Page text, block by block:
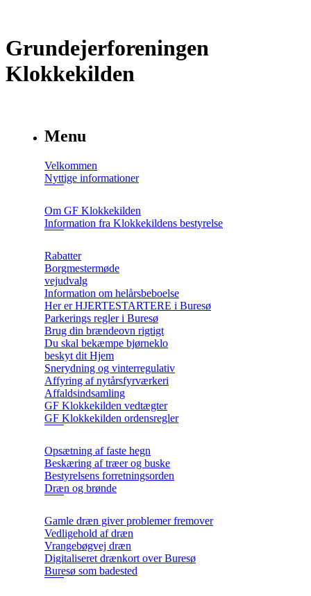
Grundejerforeningen
Klokkekilden
Menu
Velkommen
Nyttige informationer
Om GF Klokkekilden
Information fra Klokkekildens bestyrelse
Rabatter
Borgmestermøde
vejudvalg
Information om helårsbeboelse
Her er HJERTESTARTERE i Buresø
Parkerings regler i Buresø
Brug din brændeovn rigtigt
Du skal bekæmpe bjørneklo
beskyt dit Hjem
Snerydning og vinterregulativ
Affyring af nytårsfyrværkeri
Affaldsindsamling
GF Klokkekilden vedtægter
GF Klokkekilden ordensregler
Opsætning af faste hegn
Beskæring af træer og buske
Bestyrelsens forretningsorden
Dræn og brønde
Gamle dræn giver problemer fremover
Vedligehold af dræn
Vrangebøgvej dræn
Digitaliseret drænkort over Buresø
Buresø som badested